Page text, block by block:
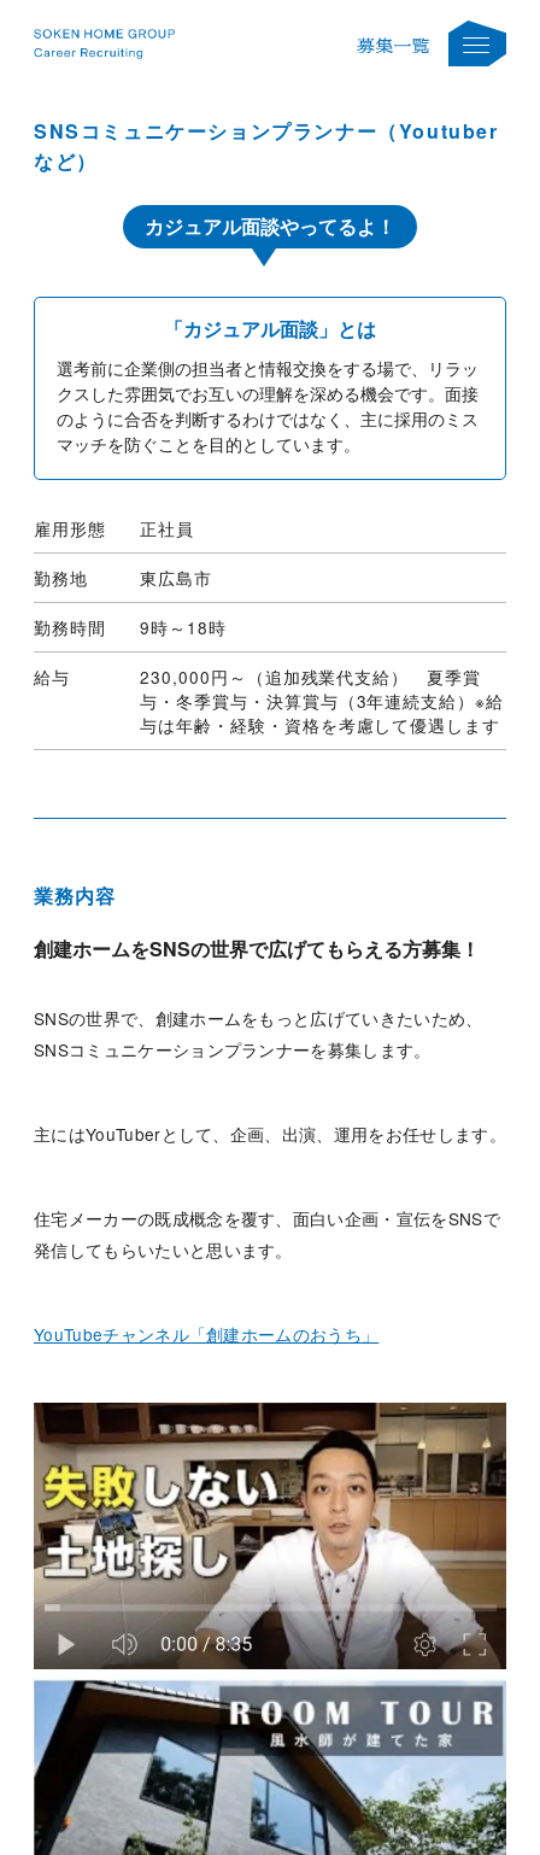
SNSコミュニケーションプランナー（Youtuber
など）
カジュアル面談やってるよ！
「カジュアル面談」とは
選考前に企業側の担当者と情報交換をする場で、リラッ
クスした雰囲気でお互いの理解を深める機会です。面接
のように合否を判断するわけではなく、主に採用のミス
マッチを防ぐことを目的としています。
雇用形態 正社員
勤務地 東広島市
勤務時間 9時～18時
給与
230,000円～（追加残業代支給） 夏季賞
与・冬季賞与・決算賞与（3年連続支給）※給
与は年齢・経験・資格を考慮して優遇します
業務内容
創建ホームをSNSの世界で広げてもらえる方募集！
SNSの世界で、創建ホームをもっと広げていきたいため、
SNSコミュニケーションプランナーを募集します。
主にはYouTuberとして、企画、出演、運用をお任せします。
住宅メーカーの既成概念を覆す、面白い企画・宣伝をSNSで
発信してもらいたいと思います。
YouTubeチャンネル「創建ホームのおうち」